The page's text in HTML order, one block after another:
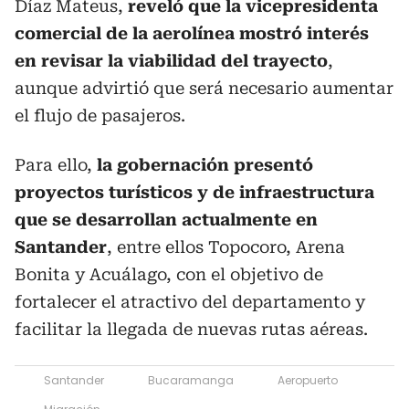
Díaz Mateus, reveló que la vicepresidenta
comercial de la aerolínea mostró interés
en revisar la viabilidad del trayecto,
aunque advirtió que será necesario aumentar
el flujo de pasajeros.
Para ello, la gobernación presentó
proyectos turísticos y de infraestructura
que se desarrollan actualmente en
Santander, entre ellos Topocoro, Arena
Bonita y Acuálago, con el objetivo de
fortalecer el atractivo del departamento y
facilitar la llegada de nuevas rutas aéreas.
Santander Bucaramanga
Aeropuerto